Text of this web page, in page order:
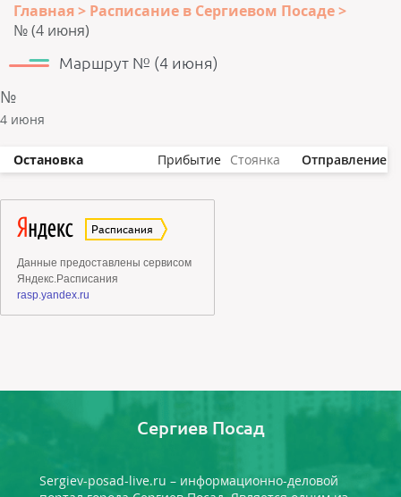
Главная
Расписание в Сергиевом Посаде
№ (4 июня)
Маршрут № (4 июня)
№
4 июня
Остановка Прибытие Стоянка Отправление
Сергиев Посад
Sergiev-posad-live.ru – информационно-деловой